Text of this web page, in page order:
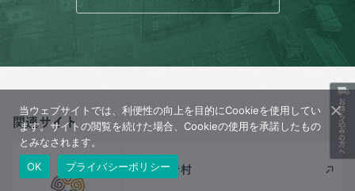
関連サイト
三富今昔村
お持ち込みの方へ
当ウェブサイトでは、利便性の向上を目的にCookieを使用してい
ます。サイトの閲覧を続けた場合、Cookieの使用を承諾したもの
とみなされます。
OK
プライバシーポリシー